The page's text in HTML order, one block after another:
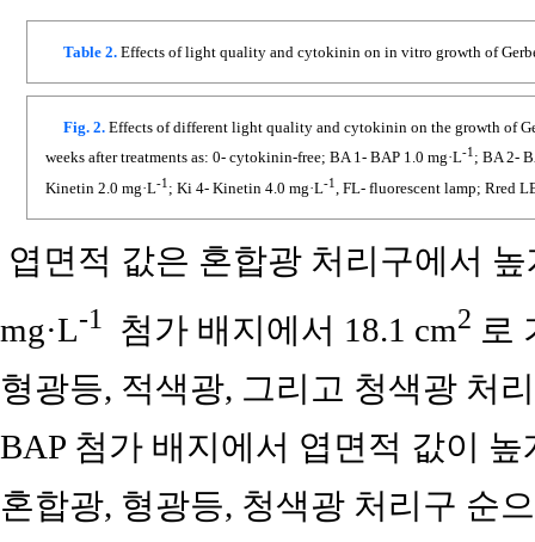
Table 2.Effects of light quality and cytokinin on in vitro growth of
Fig. 2.Effects of different light quality and cytokinin on the growth of
weeks after treatments as: 0- cytokinin-free; BA 1- BAP 1.0 mg·L-1 ; BA 2-
Kinetin 2.0 mg·L-1 ; Ki 4- Kinetin 4.0 mg·L-1 , FL- fluorescent lamp; Rred
엽면적 값은 혼합광 처리구에서
mg·L-1 첨가 배지에서 18.1 cm2 로
형광등, 적색광, 그리고 청색광 처
BAP 첨가 배지에서 엽면적 값이
혼합광, 형광등, 청색광 처리구 순